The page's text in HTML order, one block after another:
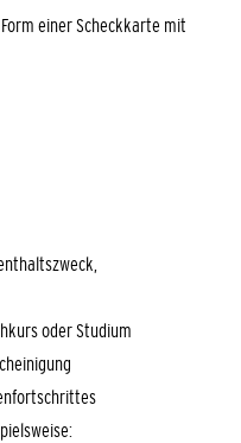
einer Scheckkarte mit
oder Studium